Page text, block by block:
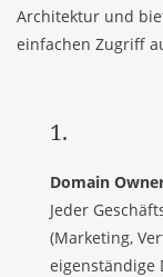
Architektur und
einfachen Zugriff
1.
Domain
Jeder
(Marketing,
eigenständige